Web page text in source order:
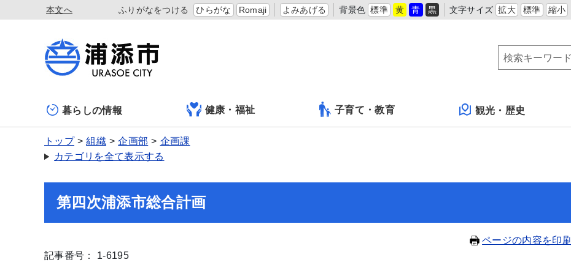
本文へ ふりがなをつける ひらがな Romaji よみあげる 背景色 標準 黄 青 黒 文字サイズ 拡大 標準 縮小
暮らしの情報 健康・福祉 子育て・教育 観光・歴史
トップ 組織 企画部
企画課
カテゴリを全て表示する
第四次浦添市総合計画
ページの内容を印刷
記事番号： 1-6195